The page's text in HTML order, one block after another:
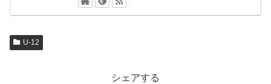
U-12
シェアする